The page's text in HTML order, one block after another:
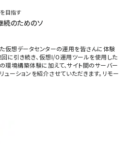
目指す
続のためのソ
仮想データセンターの運用を皆さんに体験
回に引き続き、仮想I/O運用ツールを使用した
環境構築体験に加えて、サイト間のサーバー
ューションを紹介させていただきます。リモー